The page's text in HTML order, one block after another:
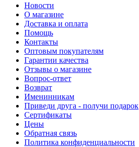
Новости
О магазине
Доставка и оплата
Помощь
Контакты
Оптовым покупателям
Гарантии качества
Отзывы о магазине
Вопрос-ответ
Возврат
Именинникам
Приведи друга - получи подарок
Сертификаты
Цены
Обратная связь
Политика конфиденциальности